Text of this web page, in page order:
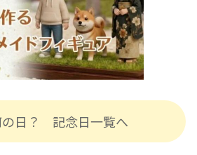
の日？ 記念日一覧へ